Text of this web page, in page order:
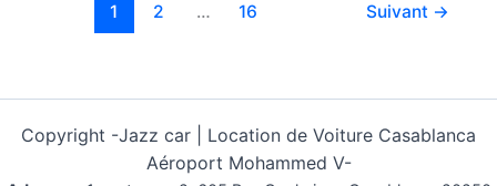
1 2 … 16 Suivant →
Copyright -Jazz car | Location de Voiture Casablanca
Aéroport Mohammed V-